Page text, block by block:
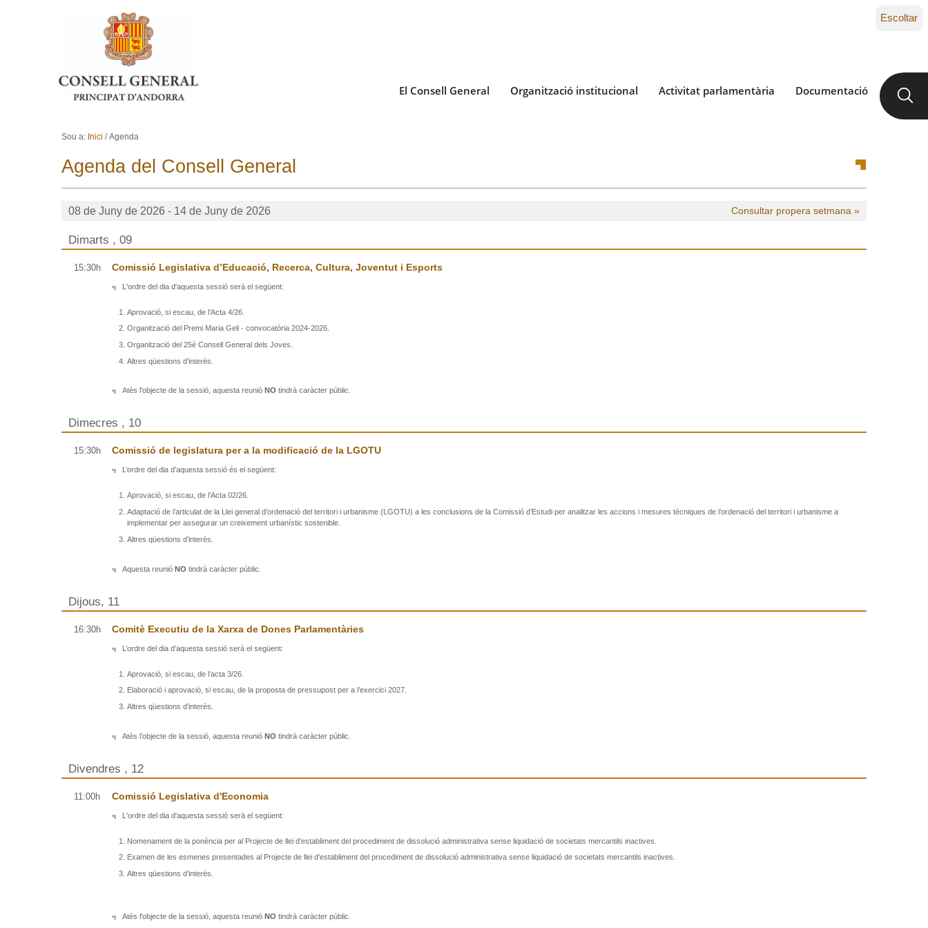
Ves al contingut.
Salta a la navegació
El Consell General Organització institucional Activitat parlamentària Documentació
Escoltar
Sou a: Inici /Agenda
Agenda del Consell General
08 de Juny de 2026 - 14 de Juny de 2026 Consultar propera setmana »
Dimarts , 09
15:30h Comissió Legislativa d’Educació, Recerca, Cultura, Joventut i Esports
L'ordre del dia d'aquesta sessió serà el següent:
Aprovació, si escau, de l’Acta 4/26.
Organització del Premi Maria Geli - convocatòria 2024-2026.
Organització del 25è Consell General dels Joves.
Altres qüestions d’interès.
Atès l'objecte de la sessió, aquesta reunió NO tindrà caràcter públic.
Dimecres , 10
15:30h Comissió de legislatura per a la modificació de la LGOTU
L’ordre del dia d’aquesta sessió és el següent:
Aprovació, si escau, de l’Acta 02/26.
Adaptació de l’articulat de la Llei general d’ordenació del territori i urbanisme (LGOTU) a les conclusions de la Comissió d’Estudi per analitzar les accions i mesures tècniques de l’ordenació del territori i urbanisme a
implementar per assegurar un creixement urbanístic sostenible.
Altres qüestions d’interès.
Aquesta reunió NO tindrà caràcter públic.
Dijous, 11
16:30h Comitè Executiu de la Xarxa de Dones Parlamentàries
L’ordre del dia d’aquesta sessió serà el següent:
Aprovació, si escau, de l’acta 3/26.
Elaboració i aprovació, si escau, de la proposta de pressupost per a l’exercici 2027.
Altres qüestions d’interès.
Atès l’objecte de la sessió, aquesta reunió NO tindrà caràcter públic.
Divendres , 12
11:00h Comissió Legislativa d'Economia
L'ordre del dia d'aquesta sessió serà el següent:
Nomenament de la ponència per al Projecte de llei d'establiment del procediment de dissolució administrativa sense liquidació de societats mercantils inactives.
Examen de les esmenes presentades al Projecte de llei d'establiment del procediment de dissolució administrativa sense liquidació de societats mercantils inactives.
Altres qüestions d’interès.
Atès l'objecte de la sessió, aquesta reunió NO tindrà caràcter públic.